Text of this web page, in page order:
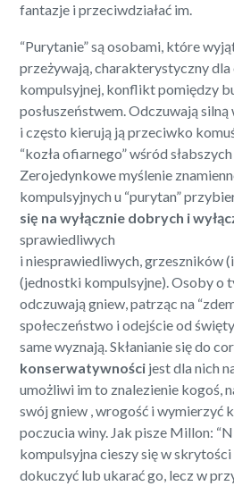
fantazje i przeciwdziałać im.
“Purytanie” są osobami, które
przeżywają, charakterystyczny
kompulsyjnej, konflikt pomiędzy
posłuszeństwem. Odczuwają silną
i często kierują ją przeciwko
“kozła ofiarnego” wśród
Zerojedynkowe myślenie
kompulsyjnych u “purytan”
się na wyłącznie dobrych i
sprawiedliwych
i niesprawiedliwych, grzeszników
(jednostki kompulsyjne). Osoby o
odczuwają gniew, patrząc na
społeczeństwo i odejście od
same wyznają. Skłanianie się do
konserwatywności jest dla nich
umożliwi im to znalezienie kogoś,
swój gniew , wrogość i wymierzyć
poczucia winy. Jak pisze Millon:
kompulsyjna cieszy się w
dokuczyć lub ukarać go, lecz w